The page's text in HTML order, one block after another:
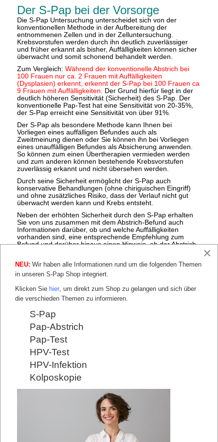
Der S-Pap bei der Vorsorge
Die S-Pap Untersuchung unterscheidet sich von der
konventionellen Methode in der Aufbereitung der
entnommenen Zellen und in der Zelluntersuchung.
Krebsvorstufen werden durch ihn deutlich zuverlässiger
und früher erkannt als bisher, Auffälligkeiten können sicher
überwacht und somit schonend behandelt werden.
Zum Vergleich: Während der konventionelle Abstrich bei
100 Frauen nur ca. 2 Frauen mit Auffälligkeiten
(Dysplasien) erkennt, erkennt der S-Pap bei 100 Frauen ca
9 Frauen mit Auffälligkeiten. Der Grund hierfür liegt in der
deutlich höheren Sensitivität (Sicherheit) des S-Pap. Der
konventionelle Pap-Test hat eine Sensitivität von 20-35%,
der S-Pap erreicht eine Sensitivität von über 91%.
Der S-Pap als besondere Methode kann Ihnen bei
Vorliegen eines auffälligen Befundes auch als
Zweitmeinung dienen oder Sie können ihn bei Vorliegen
eines unauffälligen Befundes als Absicherung anwenden.
So können zum einen Übertherapien vermieden werden
und zum anderen können bestehende Krebsvorstufen
zuverlässig erkannt und nicht übersehen werden.
Durch seine Sicherheit ermöglicht der S-Pap auch
konservative Behandlungen (ohne chiriguischen Eingriff)
und ohne zusätzliches Risiko, dass der Verlauf nicht gut
überwacht werden kann und Krebs entsteht.
Neben der erhöhten Sicherheit durch den S-Pap erhalten
Sie von uns zusammen mit dem Abstrich-Befund auch
Informationen darüber, ob und welche Auffälligkeiten
vorhanden sind, eine entsprechende Empfehlung zum
Befund und darüber hinaus einen Hinweis, ob der Abstrich
selten.Hier finden Sie alle Vorteile, die Sie durch den S-Pap
haben.
Bei Bedarf Videosprechstunde zum
S-Pap Befund
Die Mitteilung über den S-Pap Befund erfolgt immer
schriftlich mit einer Empfehlung und Hinweisen zur
Abstrichqualität.
In besonderen Fällen entstehen manchmal Fragen, die
direkt beantwortet werden sollten. Hierzu haben wir eine
Videosprechstunde eingerichtet, damit Sie bei Bedarf
darauf zugreifen könnten und sich nicht hilflos und
alleingelassen fühlen müssen, wenn Sie besondere Not
haben. Für uns sind Fürsorge und individuelle Bearbeitung
unserer Befunde selbstverständlich, egal welcher
Frauenarzt sie betreut.
S-Pap bestellen
Videosprechstunde
Videosprechstunde
×
NEU: Wir haben alle Informationen rund um die folgenden Themen
in unseren S-Pap Shop integriert.
Klicken Sie hier , um direkt zum Shop zu gelangen und sich über
die verschieden Themen zu informieren.
S-Pap
Pap-Abstrich
Pap-Test
HPV-Test
HPV-Infektion
Kolposkopie